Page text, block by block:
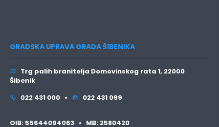
GRADSKA UPRAVA GRADA ŠIBENIKA
Trg palih branitelja Domovinskog rata 1, 22000
Šibenik
022 431 000 •
022 431 099
OIB: 55644094063 • MB: 2580420